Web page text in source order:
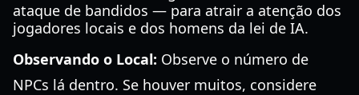
ataque de bandidos — para atrair a atenção dos
jogadores locais e dos homens da lei de IA.
Observando o Local: Observe o número de
NPCs lá dentro. Se houver muitos, considere